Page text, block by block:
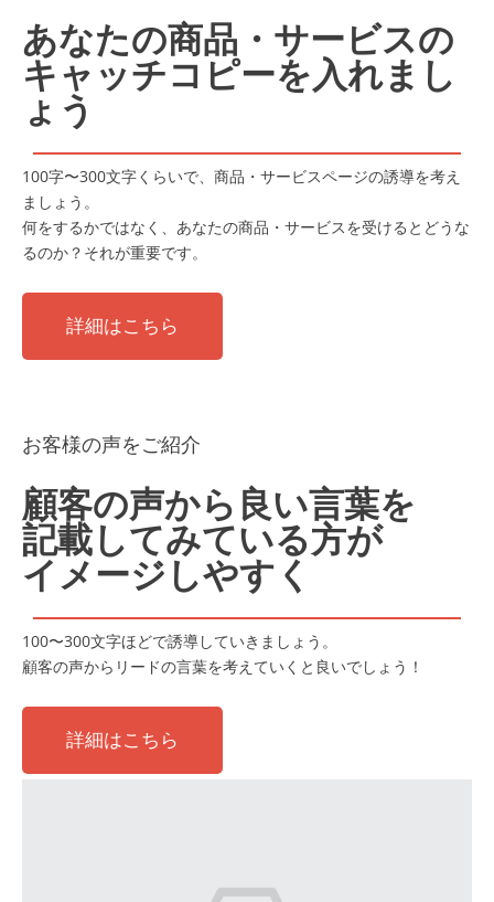
あなたの商品・サービスの
キャッチコピーを入れまし
ょう
100字〜300文字くらいで、商品・サービスページの誘導を考え
ましょう。
何をするかではなく、あなたの商品・サービスを受けるとどうな
るのか？それが重要です。
詳細はこちら
お客様の声をご紹介
顧客の声から良い言葉を
記載してみている方が
イメージしやすく
100〜300文字ほどで誘導していきましょう。
顧客の声からリードの言葉を考えていくと良いでしょう！
詳細はこちら